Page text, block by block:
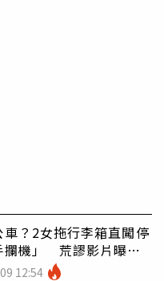
車？2女拖行李箱直闖停
攔機」 荒謬影片曝網
12:54